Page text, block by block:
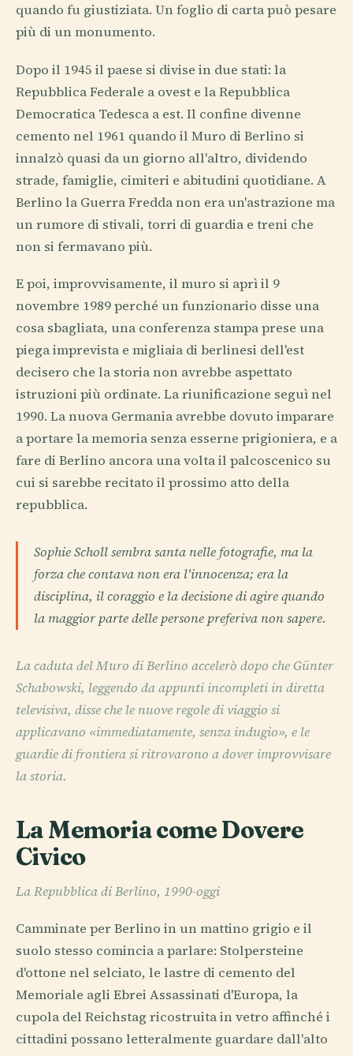
quando fu giustiziata. Un foglio di carta può pesare
più di un monumento.
Dopo il 1945 il paese si divise in due stati: la
Repubblica Federale a ovest e la Repubblica
Democratica Tedesca a est. Il confine divenne
cemento nel 1961 quando il Muro di Berlino si
innalzò quasi da un giorno all'altro, dividendo
strade, famiglie, cimiteri e abitudini quotidiane. A
Berlino la Guerra Fredda non era un'astrazione ma
un rumore di stivali, torri di guardia e treni che
non si fermavano più.
E poi, improvvisamente, il muro si aprì il 9
novembre 1989 perché un funzionario disse una
cosa sbagliata, una conferenza stampa prese una
piega imprevista e migliaia di berlinesi dell'est
decisero che la storia non avrebbe aspettato
istruzioni più ordinate. La riunificazione seguì nel
1990. La nuova Germania avrebbe dovuto imparare
a portare la memoria senza esserne prigioniera, e a
fare di Berlino ancora una volta il palcoscenico su
cui si sarebbe recitato il prossimo atto della
repubblica.
Sophie Scholl sembra santa nelle fotografie, ma la
forza che contava non era l'innocenza; era la
disciplina, il coraggio e la decisione di agire quando
la maggior parte delle persone preferiva non sapere.
La caduta del Muro di Berlino accelerò dopo che Günter
Schabowski, leggendo da appunti incompleti in diretta
televisiva, disse che le nuove regole di viaggio si
applicavano «immediatamente, senza indugio», e le
guardie di frontiera si ritrovarono a dover improvvisare
la storia.
La Memoria come Dovere
Civico
La Repubblica di Berlino, 1990-oggi
Camminate per Berlino in un mattino grigio e il
suolo stesso comincia a parlare: Stolpersteine
d'ottone nel selciato, le lastre di cemento del
Memoriale agli Ebrei Assassinati d'Europa, la
cupola del Reichstag ricostruita in vetro affinché i
cittadini possano letteralmente guardare dall'alto